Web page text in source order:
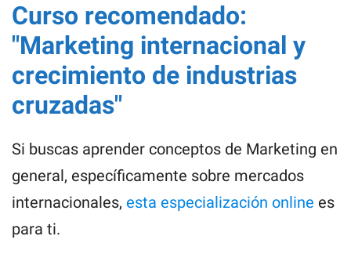
Curso recomendado:
"Marketing internacional y
crecimiento de industrias
cruzadas"
Si buscas aprender conceptos de Marketing en
general, específicamente sobre mercados
internacionales, esta especialización online es
para ti.